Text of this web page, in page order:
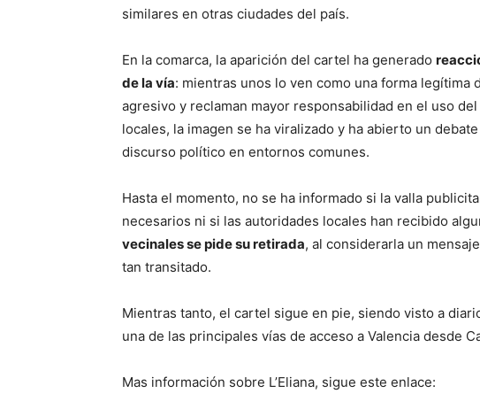
similares en otras ciudades del país.
En la comarca, la aparición del cartel ha generado
de la vía: mientras unos lo ven como una forma legítima
agresivo y reclaman mayor responsabilidad en el uso
locales, la imagen se ha viralizado y ha abierto un
discurso político en entornos comunes.
Hasta el momento, no se ha informado si la valla
necesarios ni si las autoridades locales han recibido
vecinales se pide su retirada, al considerarla un
tan transitado.
Mientras tanto, el cartel sigue en pie, siendo visto a
una de las principales vías de acceso a Valencia desde
Mas información sobre L’Eliana, sigue este enlace: